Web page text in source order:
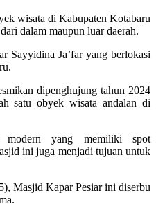
wisata di Kabupaten Kotabaru
dalam maupun luar daerah.
Sayyidina Ja’far yang berlokasi
dipenghujung tahun 2024
satu obyek wisata andalan di
modern yang memiliki spot
ini juga menjadi tujuan untuk
Masjid Kapar Pesiar ini diserbu